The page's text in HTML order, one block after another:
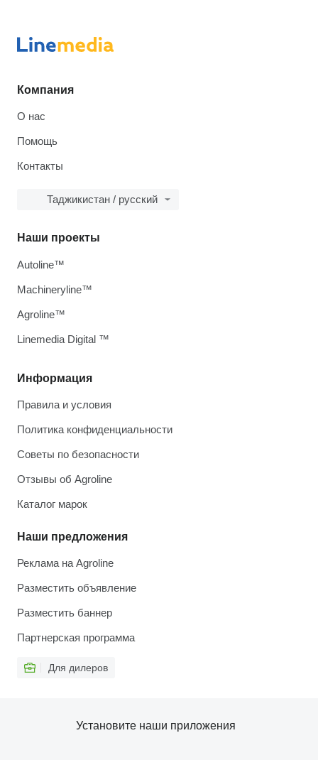
Компания
О нас
Помощь
Контакты
Таджикистан / русский
Информация
Правила и условия
Политика конфиденциальности
Советы по безопасности
Отзывы об Agroline
Каталог марок
Наши предложения
Реклама на Agroline
Разместить объявление
Разместить баннер
Партнерская программа
Для дилеров
Наши проекты
Autoline™
Machineryline™
Agroline™
Linemedia Digital ™
Установите наши приложения